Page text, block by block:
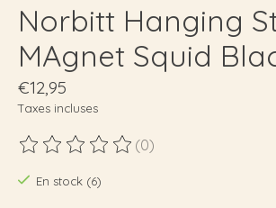
Norbitt Hanging
MAgnet Squid
€12,95
Taxes incluses
Ce produit est évalué à
(0)
En stock (6)